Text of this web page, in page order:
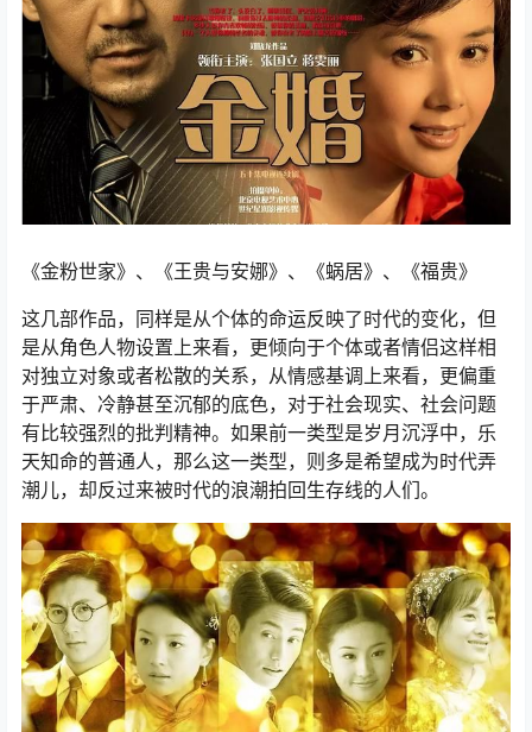
《金粉世家》、《王贵与安娜》、《蜗居》、《福贵》
这几部作品，同样是从个体的命运反映了时代的变化，但
是从角色人物设置上来看，更倾向于个体或者情侣这样相
对独立对象或者松散的关系，从情感基调上来看，更偏重
于严肃、冷静甚至沉郁的底色，对于社会现实、社会问题
有比较强烈的批判精神。如果前一类型是岁月沉浮中，乐
天知命的普通人，那么这一类型，则多是希望成为时代弄
潮儿，却反过来被时代的浪潮拍回生存线的人们。